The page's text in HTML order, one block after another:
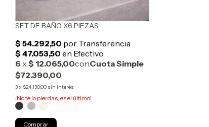
SET DE BAÑO X6 PIEZAS
$72.390,00
3x $24.130,00 sin interés
¡No te lo pierdas, es el último!
Comprar